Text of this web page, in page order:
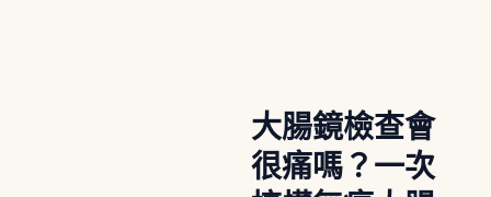
大腸鏡檢查會
很痛嗎？一次